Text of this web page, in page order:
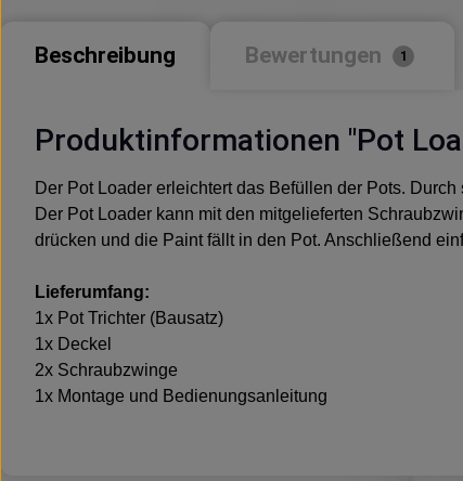
Beschreibung Bewertungen 1
Produktinformationen "Pot
Der Pot Loader erleichtert das Befüllen der Pots.
Der Pot Loader kann mit den mitgelieferten
drücken und die Paint fällt in den Pot. Anschließend
Lieferumfang:
1x Pot Trichter (Bausatz)
1x Deckel
2x Schraubzwinge
1x Montage und Bedienungsanleitung